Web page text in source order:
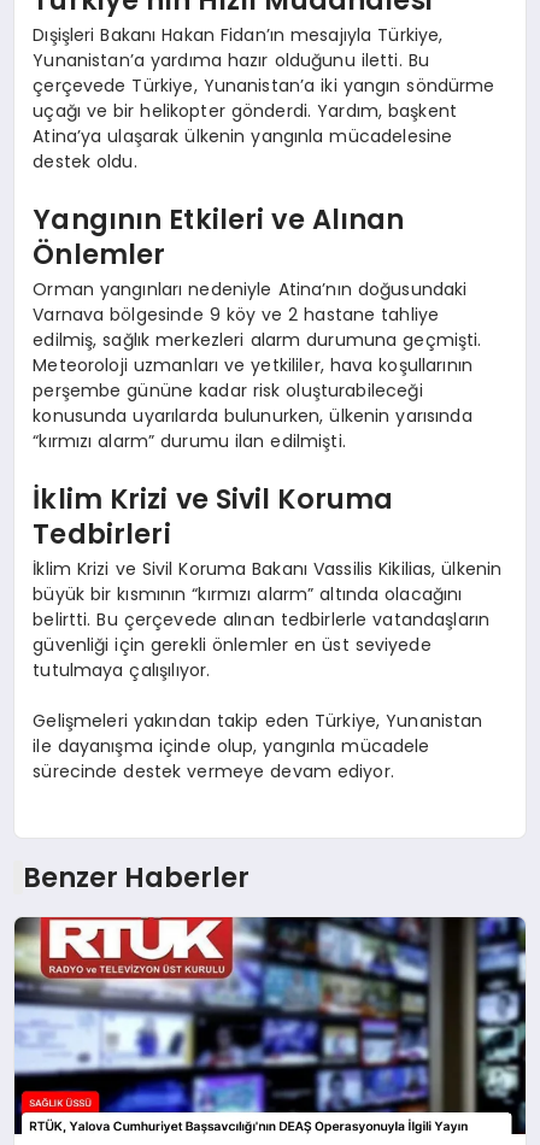
Dışişleri Bakanı Hakan Fidan’ın mesajıyla Türkiye,
Yunanistan’a yardıma hazır olduğunu iletti. Bu
çerçevede Türkiye, Yunanistan’a iki yangın söndürme
uçağı ve bir helikopter gönderdi. Yardım, başkent
Atina’ya ulaşarak ülkenin yangınla mücadelesine
destek oldu.
Yangının Etkileri ve Alınan
Önlemler
Orman yangınları nedeniyle Atina’nın doğusundaki
Varnava bölgesinde 9 köy ve 2 hastane tahliye
edilmiş, sağlık merkezleri alarm durumuna geçmişti.
Meteoroloji uzmanları ve yetkililer, hava koşullarının
perşembe gününe kadar risk oluşturabileceği
konusunda uyarılarda bulunurken, ülkenin yarısında
“kırmızı alarm” durumu ilan edilmişti.
İklim Krizi ve Sivil Koruma
Tedbirleri
İklim Krizi ve Sivil Koruma Bakanı Vassilis Kikilias, ülkenin
büyük bir kısmının “kırmızı alarm” altında olacağını
belirtti. Bu çerçevede alınan tedbirlerle vatandaşların
güvenliği için gerekli önlemler en üst seviyede
tutulmaya çalışılıyor.
Gelişmeleri yakından takip eden Türkiye, Yunanistan
ile dayanışma içinde olup, yangınla mücadele
sürecinde destek vermeye devam ediyor.
Benzer Haberler